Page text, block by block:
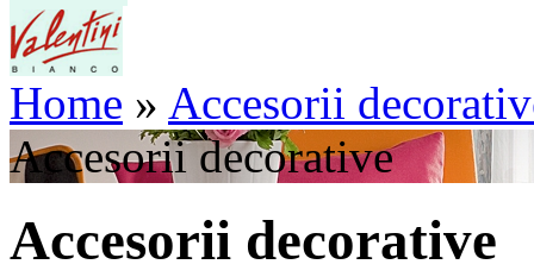
Home » Accesorii
Accesorii decorative
Accesorii decorative